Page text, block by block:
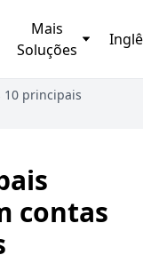
Mais
Soluções
10 principais
contas